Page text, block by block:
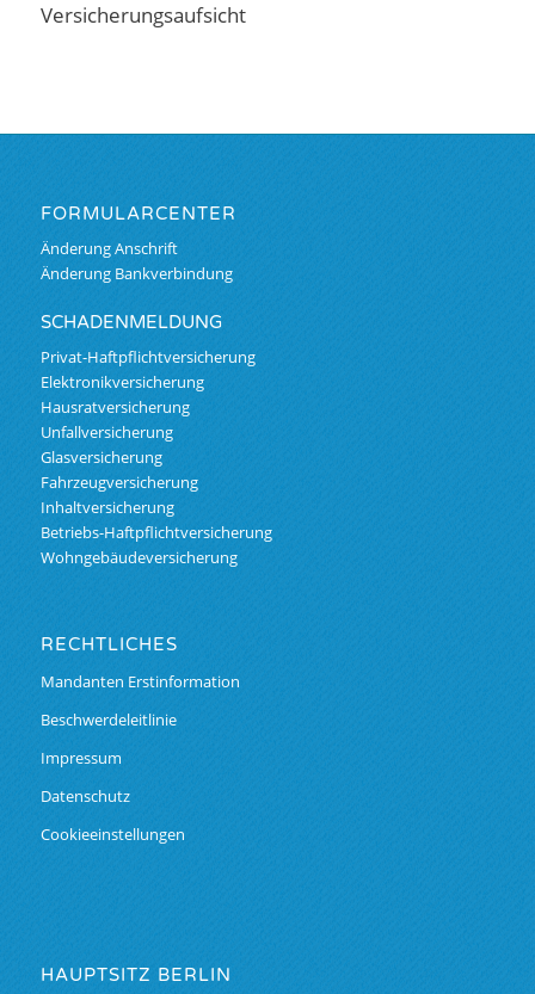
Versicherungsaufsicht
FORMULARCENTER
Änderung Anschrift
Änderung Bankverbindung
SCHADENMELDUNG
Privat-Haftpflichtversicherung
Elektronikversicherung
Hausratversicherung
Unfallversicherung
Glasversicherung
Fahrzeugversicherung
Inhaltversicherung
Betriebs-Haftpflichtversicherung
Wohngebäudeversicherung
RECHTLICHES
Mandanten Erstinformation
Beschwerdeleitlinie
Impressum
Datenschutz
Cookieeinstellungen
HAUPTSITZ BERLIN